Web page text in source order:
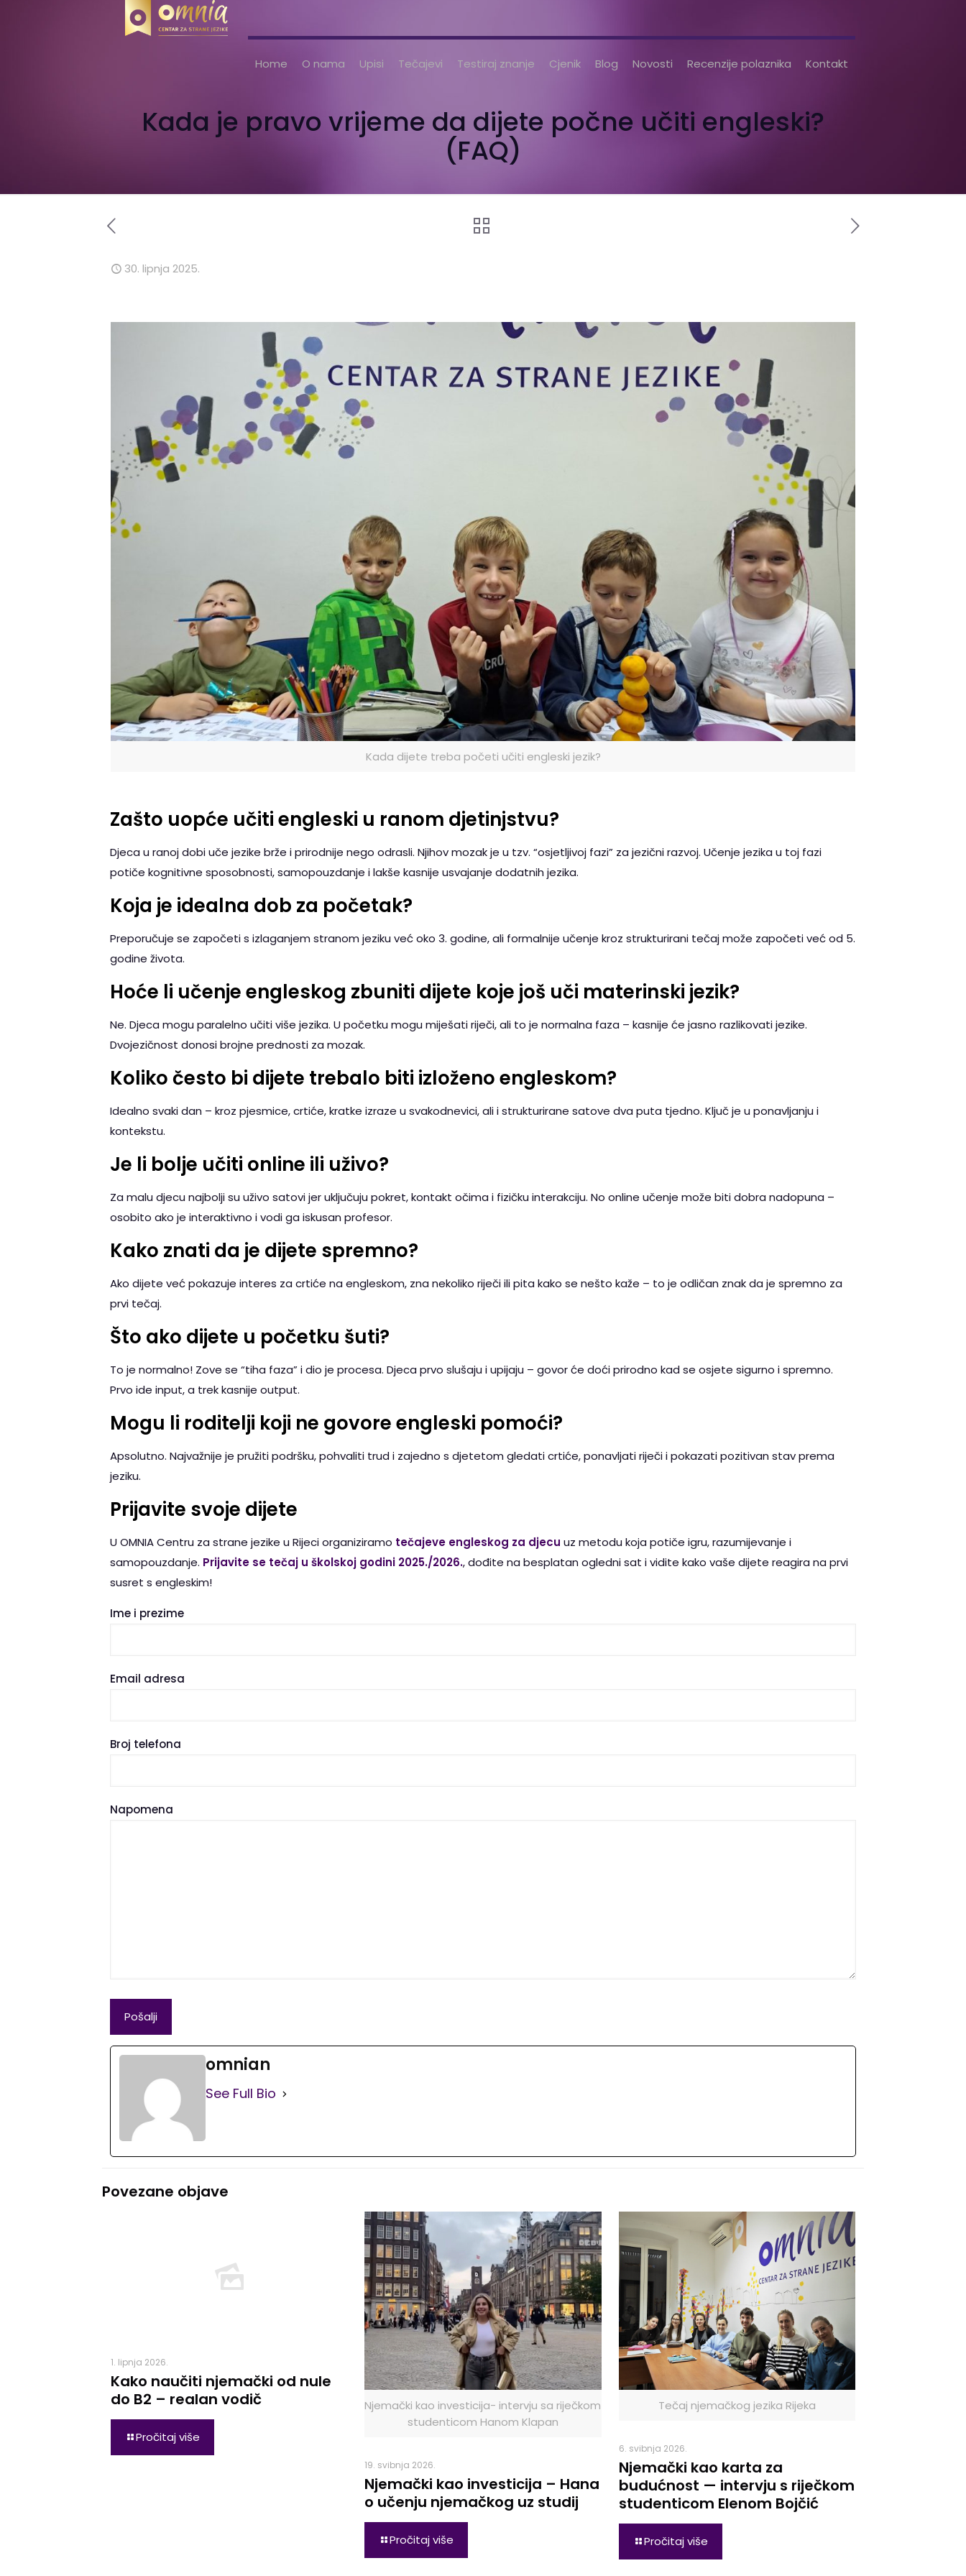
Home O nama Upisi Tečajevi Testiraj znanje Cjenik Blog Novosti Recenzije polaznika Kontakt
Kada je pravo vrijeme da dijete počne učiti engleski?
(FAQ)
30. lipnja 2025.
Kada dijete treba početi učiti engleski jezik?
Zašto uopće učiti engleski u ranom djetinjstvu?
Djeca u ranoj dobi uče jezike brže i prirodnije nego odrasli. Njihov mozak je u tzv. “osjetljivoj fazi” za jezični razvoj. Učenje jezika u toj fazi
potiče kognitivne sposobnosti, samopouzdanje i lakše kasnije usvajanje dodatnih jezika.
Koja je idealna dob za početak?
Preporučuje se započeti s izlaganjem stranom jeziku već oko 3. godine, ali formalnije učenje kroz strukturirani tečaj može započeti već od 5.
godine života.
Hoće li učenje engleskog zbuniti dijete koje još uči materinski jezik?
Ne. Djeca mogu paralelno učiti više jezika. U početku mogu miješati riječi, ali to je normalna faza – kasnije će jasno razlikovati jezike.
Dvojezičnost donosi brojne prednosti za mozak.
Koliko često bi dijete trebalo biti izloženo engleskom?
Idealno svaki dan – kroz pjesmice, crtiće, kratke izraze u svakodnevici, ali i strukturirane satove dva puta tjedno. Ključ je u ponavljanju i
kontekstu.
Je li bolje učiti online ili uživo?
Za malu djecu najbolji su uživo satovi jer uključuju pokret, kontakt očima i fizičku interakciju. No online učenje može biti dobra nadopuna –
osobito ako je interaktivno i vodi ga iskusan profesor.
Kako znati da je dijete spremno?
Ako dijete već pokazuje interes za crtiće na engleskom, zna nekoliko riječi ili pita kako se nešto kaže – to je odličan znak da je spremno za
prvi tečaj.
Što ako dijete u početku šuti?
To je normalno! Zove se “tiha faza” i dio je procesa. Djeca prvo slušaju i upijaju – govor će doći prirodno kad se osjete sigurno i spremno.
Prvo ide input, a trek kasnije output.
Mogu li roditelji koji ne govore engleski pomoći?
Apsolutno. Najvažnije je pružiti podršku, pohvaliti trud i zajedno s djetetom gledati crtiće, ponavljati riječi i pokazati pozitivan stav prema
jeziku.
Prijavite svoje dijete
U OMNIA Centru za strane jezike u Rijeci organiziramo tečajeve engleskog za djecu uz metodu koja potiče igru, razumijevanje i
samopouzdanje. Prijavite se tečaj u školskoj godini 2025./2026., dođite na besplatan ogledni sat i vidite kako vaše dijete reagira na prvi
susret s engleskim!
Ime i prezime
Email adresa
Broj telefona
Napomena
omnian
See Full Bio
Povezane objave
1. lipnja 2026.
Kako naučiti njemački od nule
do B2 – realan vodič
Pročitaj više
Njemački kao investicija- intervju sa riječkom
studenticom Hanom Klapan
19. svibnja 2026.
Njemački kao investicija – Hana
o učenju njemačkog uz studij
Pročitaj više
Tečaj njemačkog jezika Rijeka
6. svibnja 2026.
Njemački kao karta za
budućnost — intervju s riječkom
studenticom Elenom Bojčić
Pročitaj više